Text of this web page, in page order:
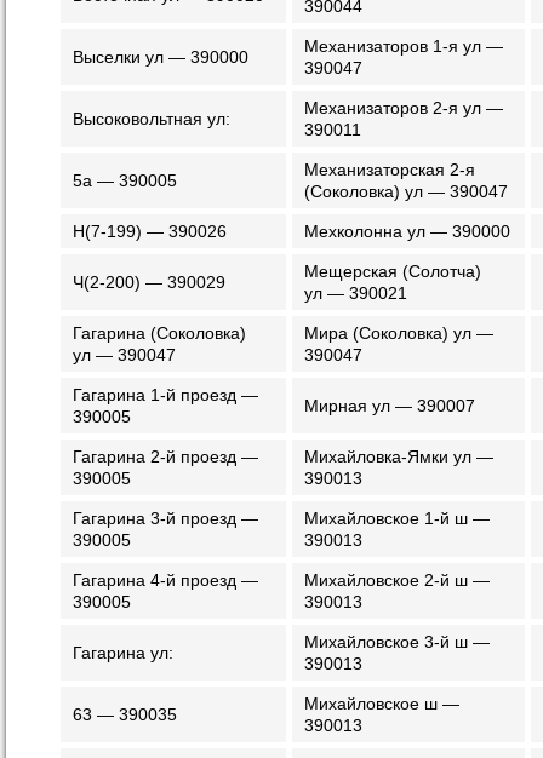
390044
Выселки ул — 390000
Механизаторов 1-я ул —
390047
Высоковольтная ул:
Механизаторов 2-я ул —
390011
5а — 390005
Механизаторская 2-я
(Соколовка) ул — 390047
Н(7-199) — 390026 Мехколонна ул — 390000
Ч(2-200) — 390029
Мещерская (Солотча)
ул — 390021
Гагарина (Соколовка)
ул — 390047
Мира (Соколовка) ул —
390047
Гагарина 1-й проезд —
390005
Мирная ул — 390007
Гагарина 2-й проезд —
390005
Михайловка-Ямки ул —
390013
Гагарина 3-й проезд —
390005
Михайловское 1-й ш —
390013
Гагарина 4-й проезд —
390005
Михайловское 2-й ш —
390013
Гагарина ул:
Михайловское 3-й ш —
390013
63 — 390035
Михайловское ш —
390013